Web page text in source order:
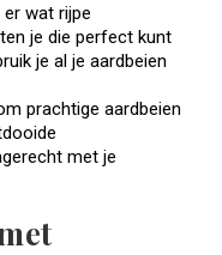
wat rijpe
je die perfect kunt
je al je aardbeien
prachtige aardbeien
met je